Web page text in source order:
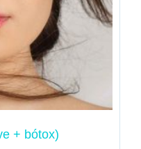
+ bótox)